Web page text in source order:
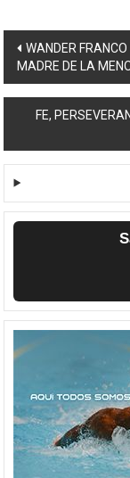
de
entradas
WANDER
MADRE DE LA
FE,